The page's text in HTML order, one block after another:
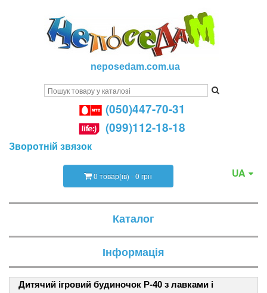
neposedam.com.ua
(050)447-70-31
(099)112-18-18
Зворотній звязок
UA
0 товар(ів) - 0 грн
Каталог
Інформація
Дитячий ігровий будиночок P-40 з лавками і